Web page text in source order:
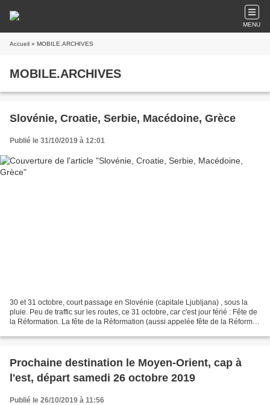
MENU
Accueil » MOBILE.ARCHIVES
MOBILE.ARCHIVES
Slovénie, Croatie, Serbie, Macédoine, Grèce
Publié le 31/10/2019 à 12:01
30 et 31 octobre, court passage en Slovénie (capitale Ljubljana) , sous la
pluie. Peu de traffic sur les routes, ce 31 octobre, car c'est jour férié : Fête de
la Réformation. La fête de la Réformation (aussi appelée fête de la Réforme)
Prochaine destination le Moyen-Orient, cap à
l'est, départ samedi 26 octobre 2019
Publié le 26/10/2019 à 11:56